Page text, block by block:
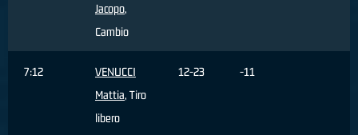
Jacopo,
Cambio
7:12
VENUCCI
Mattia, Tiro
libero
12-23 -11